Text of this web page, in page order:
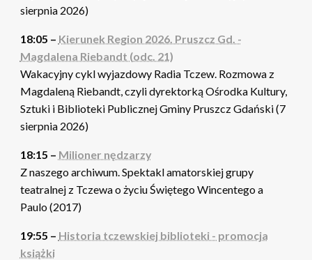
sierpnia 2026)
18:05 – Kierunek Region 2026. Pruszcz Gd. -
Magdalena Riebandt (odc. 21)
Wakacyjny cykl wyjazdowy Radia Tczew. Rozmowa z
Magdaleną Riebandt, czyli dyrektorką Ośrodka Kultury,
Sztuki i Biblioteki Publicznej Gminy Pruszcz Gdański (7
sierpnia 2026)
18:15 – Milioner nędzarzy
Z naszego archiwum. Spektakl amatorskiej grupy
teatralnej z Tczewa o życiu Świętego Wincentego a
Paulo (2017)
19:55 – Historia tczewskiej biblioteki - promocja
książki